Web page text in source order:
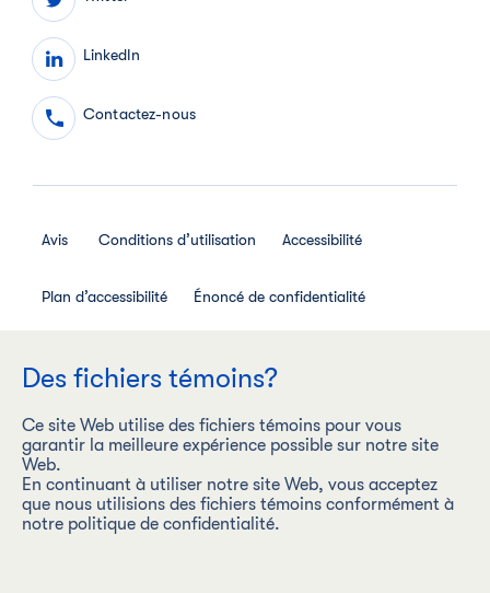
LinkedIn
Contactez-nous
Avis Conditions d’utilisation Accessibilité
Plan d’accessibilité Énoncé de confidentialité
Les Aliments Maple Leaf Inc. (« Les Aliments Maple Leaf ») est
une entreprise carboneutre dont la vision est d’être l’entreprise
Des fichiers témoins?
Ce site Web utilise des fichiers témoins pour vous
garantir la meilleure expérience possible sur notre site
Web.
En continuant à utiliser notre site Web, vous acceptez
que nous utilisions des fichiers témoins conformément à
notre politique de confidentialité.